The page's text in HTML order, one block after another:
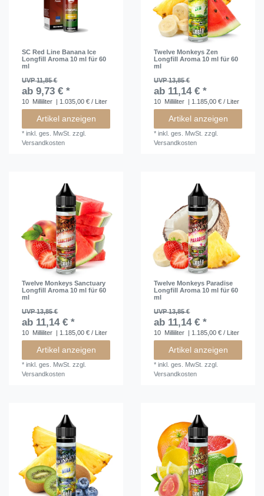
SC Red Line Banana Ice
Longfill Aroma 10 ml für 60
ml
UVP 11,85 €
ab 9,73 € *
10 Milliliter | 1.035,00 € / Liter
Artikel anzeigen
*inkl. ges. MwSt. zzgl.
Versandkosten
Twelve Monkeys Zen
Longfill Aroma 10 ml für 60
ml
UVP 13,85 €
ab 11,14 € *
10 Milliliter | 1.185,00 € / Liter
Artikel anzeigen
*inkl. ges. MwSt. zzgl.
Versandkosten
Twelve Monkeys Sanctuary
Longfill Aroma 10 ml für 60
ml
UVP 13,85 €
ab 11,14 € *
10 Milliliter | 1.185,00 € / Liter
Artikel anzeigen
*inkl. ges. MwSt. zzgl.
Versandkosten
Twelve Monkeys Paradise
Longfill Aroma 10 ml für 60
ml
UVP 13,85 €
ab 11,14 € *
10 Milliliter | 1.185,00 € / Liter
Artikel anzeigen
*inkl. ges. MwSt. zzgl.
Versandkosten